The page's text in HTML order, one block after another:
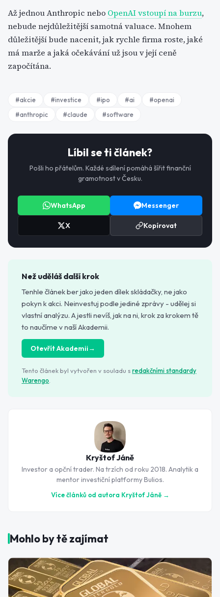
Až jednou Anthropic nebo OpenAI vstoupí na burzu,
nebude nejdůležitější samotná valuace. Mnohem
důležitější bude nacenit, jak rychle firma roste, jaké
má marže a jaká očekávání už jsou v její ceně
započítána.
#akcie #investice #ipo #ai #openai
#anthropic #claude #software
Líbil se ti článek?
Pošli ho přátelům. Každé sdílení pomáhá šířit finanční
gramotnost v Česku.
WhatsApp Messenger
X Kopírovat
Než uděláš další krok
Tenhle článek ber jako jeden dílek skládačky, ne jako
pokyn k akci. Neinvestuj podle jediné zprávy - udělej si
vlastní analýzu. A jestli nevíš, jak na ni, krok za krokem tě
to naučíme v naší Akademii.
Otevřít Akademii→
Tento článek byl vytvořen v souladu sredakčními standardy
Warengo
Kryštof Jáně
Investor a opční trader. Na trzích od roku 2018. Analytik a
mentor investiční platformy Bulios.
Více článků od autora Kryštof Jáně →
Mohlo by tě zajímat